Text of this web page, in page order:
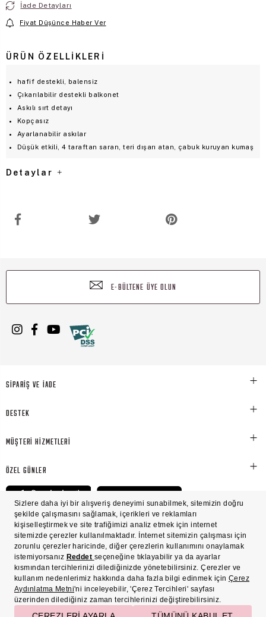
İade Detayları
Fiyat Düşünce Haber Ver
ÜRÜN ÖZELLIKLERI
hafif destekli, balensiz
Çıkarılabilir destekli balkonet
Askılı sırt detayı
Kopçasız
Ayarlanabilir askılar
Düşük etkili, 4 taraftan saran, teri dışarı atan, çabuk kuruyan kumaş
Detaylar
E-BÜLTENE ÜYE OLUN
SİPARİŞ VE İADE
DESTEK
MÜŞTERİ HİZMETLERİ
ÖZEL GÜNLER
© Victoria's Secret Shaya Mağazacılık A.Ş. Franchise lisansı aracılığıyla işletilen ticari
markasıdır. Her hakkı saklıdır.
Süreç Bazlı Müşteri Aydınlatma Metni
Üyelik ve Gizlilik Sözleşmesi
İşlem Rehberi